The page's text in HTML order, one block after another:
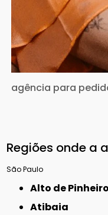
agência para
Regiões onde a
São Paulo
Alto de
Atibaia